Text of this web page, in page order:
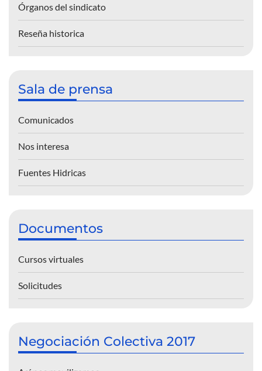
Órganos del sindicato
Reseña historica
Sala de prensa
Comunicados
Nos interesa
Fuentes Hidricas
Documentos
Cursos virtuales
Solicitudes
Negociación Colectiva 2017